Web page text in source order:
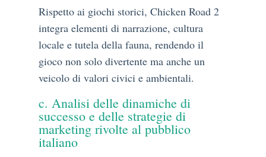
Rispetto ai giochi storici, Chicken Road 2
integra elementi di narrazione, cultura
locale e tutela della fauna, rendendo il
gioco non solo divertente ma anche un
veicolo di valori civici e ambientali.
c. Analisi delle dinamiche di
successo e delle strategie di
marketing rivolte al pubblico
italiano